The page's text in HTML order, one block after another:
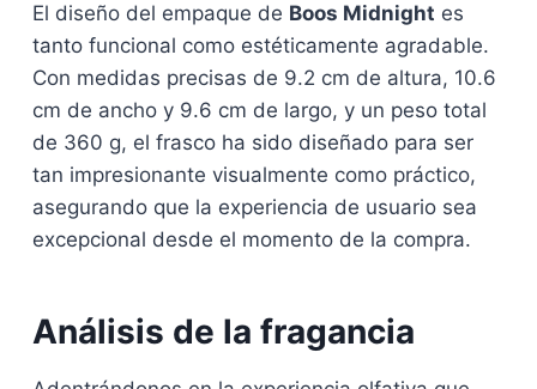
El diseño del empaque de Boos Midnight es
tanto funcional como estéticamente agradable.
Con medidas precisas de 9.2 cm de altura, 10.6
cm de ancho y 9.6 cm de largo, y un peso total
de 360 g, el frasco ha sido diseñado para ser
tan impresionante visualmente como práctico,
asegurando que la experiencia de usuario sea
excepcional desde el momento de la compra.
Análisis de la fragancia